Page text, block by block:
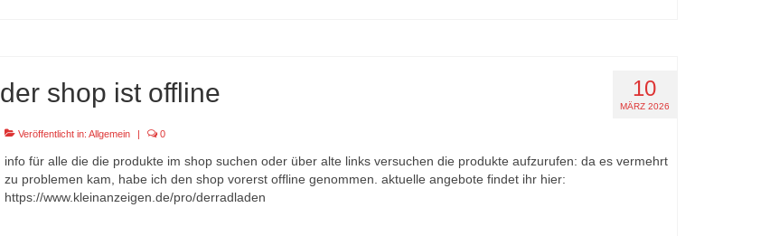
10
MÄRZ 2026
der shop ist offline
Veröffentlicht in:Allgemein | 0
info für alle die die produkte im shop suchen oder über alte links versuchen die produkte aufzurufen: da es vermehrt
zu problemen kam, habe ich den shop vorerst offline genommen. aktuelle angebote findet ihr hier:
https://www.kleinanzeigen.de/pro/derradladen